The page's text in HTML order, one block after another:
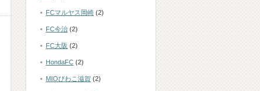
FCマルヤス岡崎 (2)
FC今治 (2)
FC大阪 (2)
HondaFC (2)
MIOびわこ滋賀 (2)